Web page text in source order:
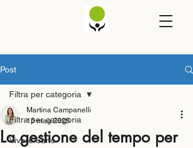
Post
Filtra per categoria
Vivere Sano
Filtra per categoria
La gestione del tempo per
Martina Campanelli
15 mag 2025